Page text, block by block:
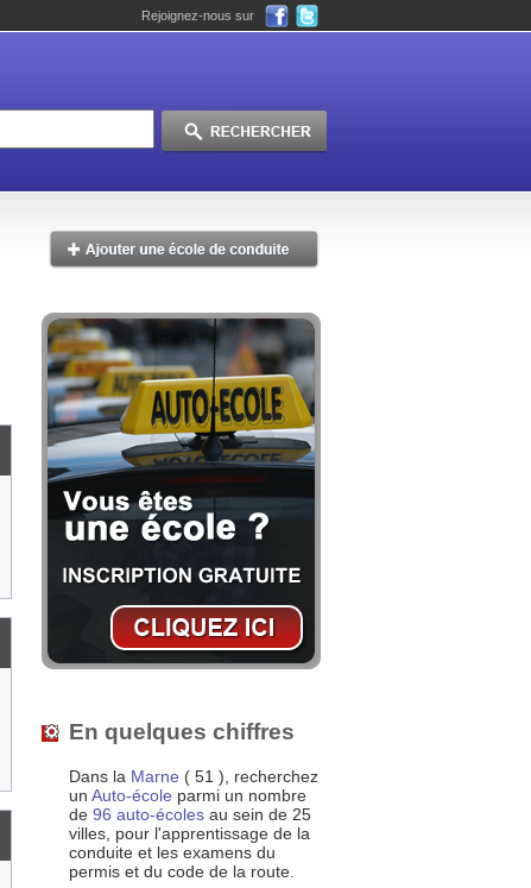
Rejoignez-nous sur
En quelques chiffres
Dans la Marne ( 51 ), recherchez
un Auto-école parmi un nombre
de 96 auto-écoles au sein de 25
villes, pour l'apprentissage de la
conduite et les examens du
permis et du code de la route.